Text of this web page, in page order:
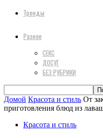
Тренды
Разное
СЕКС
ДОСУГ
БЕЗ РУБРИКИ
Домой Красота и стиль От
приготовления блюд из
Красота и стиль